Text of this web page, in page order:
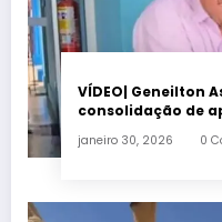
VÍDEO| Geneilton
consolidação de
janeiro 30, 2026 0